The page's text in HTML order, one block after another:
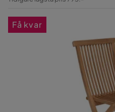
Få kvar